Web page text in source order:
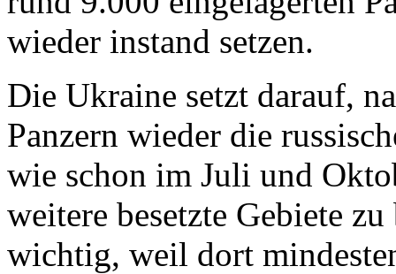
wieder instand setzen.
Die Ukraine setzt darauf,
Panzern wieder die
wie schon im Juli und
weitere besetzte Gebiete
wichtig, weil dort